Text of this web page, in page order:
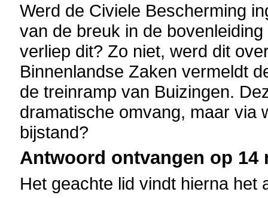
Werd de Civiele Bescherming
van de breuk in de
verliep dit? Zo niet, werd dit
Binnenlandse Zaken vermeldt
de treinramp van Buizingen.
dramatische omvang, maar via
bijstand?
Antwoord ontvangen op 14
Het geachte lid vindt hierna het